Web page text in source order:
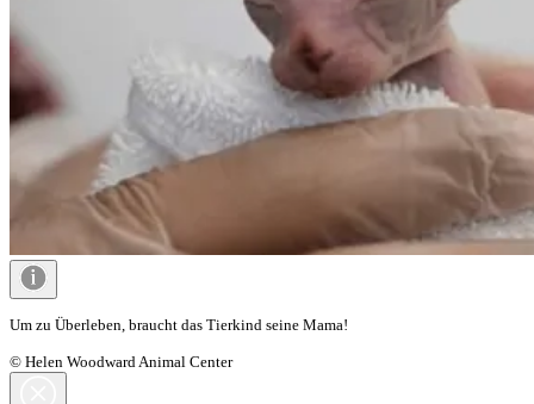
Um zu Überleben, braucht das Tierkind seine Mama!
© Helen Woodward Animal Center